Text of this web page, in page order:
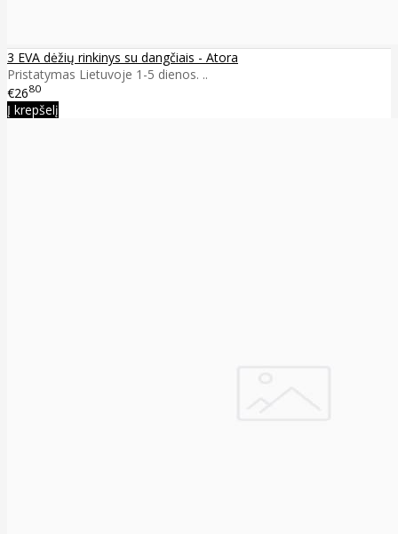
3 EVA dėžių rinkinys su dangčiais - Atora
Pristatymas Lietuvoje 1-5 dienos. ..
€2680
Į krepšelį